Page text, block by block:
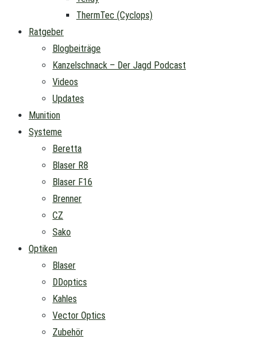
ThermTec (Cyclops)
Ratgeber
Blogbeiträge
Kanzelschnack – Der Jagd Podcast
Videos
Updates
Munition
Systeme
Beretta
Blaser R8
Blaser F16
Brenner
CZ
Sako
Optiken
Blaser
DDoptics
Kahles
Vector Optics
Zubehör